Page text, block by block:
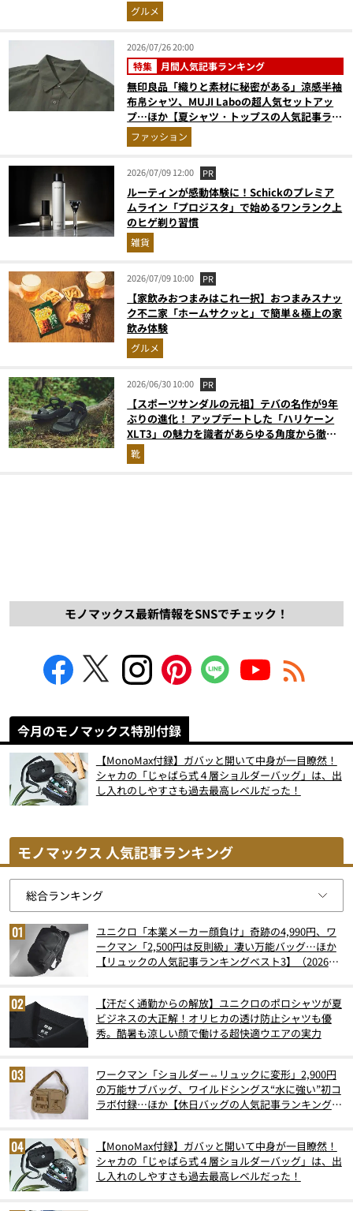
グルメ
2026/07/26 20:00
特集 月間人気記事ランキング
無印良品「織りと素材に秘密がある」涼感半袖
布帛シャツ、MUJI Laboの超人気セットアッ
プ…ほか【夏シャツ・トップスの人気記事ラン
キングベスト3】（2026年6月版）
ファッション
2026/07/09 12:00 PR
ルーティンが感動体験に！Schickのプレミア
ムライン「プロジスタ」で始めるワンランク上
のヒゲ剃り習慣
雑貨
2026/07/09 10:00 PR
【家飲みおつまみはこれ一択】おつまみスナッ
ク不二家「ホームサクッと」で簡単＆極上の家
飲み体験
グルメ
2026/06/30 10:00 PR
【スポーツサンダルの元祖】テバの名作が9年
ぶりの進化！ アップデートした「ハリケーン
XLT3」の魅力を識者があらゆる角度から徹底
解説！
靴
モノマックス最新情報をSNSでチェック！
今月のモノマックス特別付録
【MonoMax付録】ガバッと開いて中身が一目瞭然！
シャカの「じゃばら式４層ショルダーバッグ」は、出
し入れのしやすさも過去最高レベルだった！
モノマックス 人気記事ランキング
ユニクロ「本業メーカー顔負け」奇跡の4,990円、ワ
ークマン「2,500円は反則級」凄い万能バッグ…ほか
【リュックの人気記事ランキングベスト3】（2026年
【汗だく通勤からの解放】ユニクロのポロシャツが夏
ビジネスの大正解！オリヒカの透け防止シャツも優
秀。酷暑も涼しい顔で働ける超快適ウエアの実力
ワークマン「ショルダー⇔リュックに変形」2,900円
の万能サブバッグ、ワイルドシングス“水に強い”初コ
ラボ付録…ほか【休日バッグの人気記事ランキングベ
【MonoMax付録】ガバッと開いて中身が一目瞭然！
シャカの「じゃばら式４層ショルダーバッグ」は、出
し入れのしやすさも過去最高レベルだった！